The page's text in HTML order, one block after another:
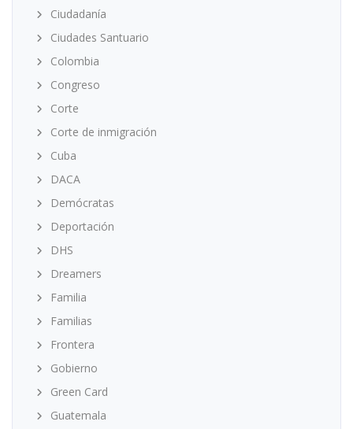
Ciudadanía
Ciudades Santuario
Colombia
Congreso
Corte
Corte de inmigración
Cuba
DACA
Demócratas
Deportación
DHS
Dreamers
Familia
Familias
Frontera
Gobierno
Green Card
Guatemala